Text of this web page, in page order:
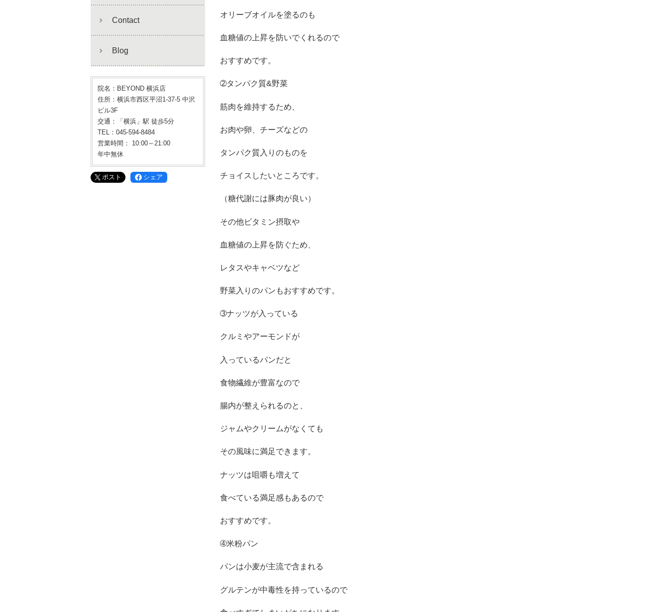
Contact
Blog
院名：BEYOND 横浜店
住所：横浜市西区平沼1-37-5 中沢
ビル3F
交通：「横浜」駅 徒歩5分
TEL：045-594-8484
営業時間： 10:00～21:00
年中無休
ポスト シェア
オリーブオイルを塗るのも
血糖値の上昇を防いでくれるので
おすすめです。
➁タンパク質&野菜
筋肉を維持するため、
お肉や卵、チーズなどの
タンパク質入りのものを
チョイスしたいところです。
（糖代謝には豚肉が良い）
その他ビタミン摂取や
血糖値の上昇を防ぐため、
レタスやキャベツなど
野菜入りのパンもおすすめです。
➂ナッツが入っている
クルミやアーモンドが
入っているパンだと
食物繊維が豊富なので
腸内が整えられるのと、
ジャムやクリームがなくても
その風味に満足できます。
ナッツは咀嚼も増えて
食べている満足感もあるので
おすすめです。
➃米粉パン
パンは小麦が主流で含まれる
グルテンが中毒性を持っているので